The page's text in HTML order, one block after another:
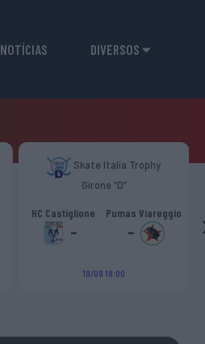
NOTÍCIAS DIVERSOS
Skate Italia Trophy
Girone “D”
HC Castiglione
-
Pumas Viareggio
-
19/09 18:00